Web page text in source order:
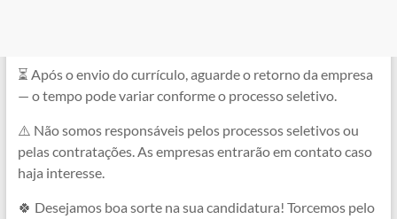
⏳ Após o envio do currículo, aguarde o retorno da empresa
— o tempo pode variar conforme o processo seletivo.
⚠️ Não somos responsáveis pelos processos seletivos ou
pelas contratações. As empresas entrarão em contato caso
haja interesse.
🍀 Desejamos boa sorte na sua candidatura! Torcemos pelo